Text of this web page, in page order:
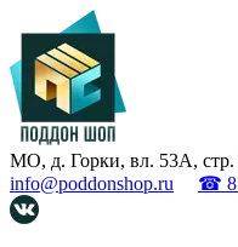
МО, д. Горки, вл. 53А, стр.
info@poddonshop.ru
☎ 8